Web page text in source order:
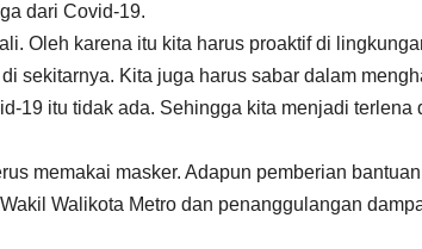
dari Covid-19.
Oleh karena itu kita harus proaktif di
sekitarnya. Kita juga harus sabar dalam
19 itu tidak ada. Sehingga kita menjadi terlena
memakai masker. Adapun pemberian
Walikota Metro dan penanggulangan